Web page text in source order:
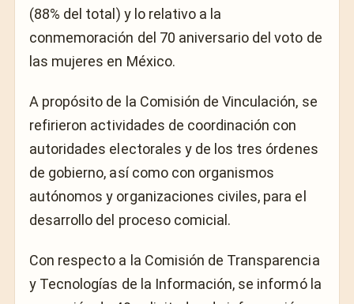
(88% del total) y lo relativo a la
conmemoración del 70 aniversario del voto de
las mujeres en México.
A propósito de la Comisión de Vinculación, se
refirieron actividades de coordinación con
autoridades electorales y de los tres órdenes
de gobierno, así como con organismos
autónomos y organizaciones civiles, para el
desarrollo del proceso comicial.
Con respecto a la Comisión de Transparencia
y Tecnologías de la Información, se informó la